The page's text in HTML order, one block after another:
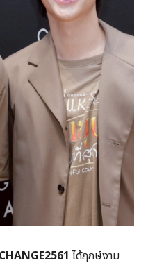
CHANGE2561 ได้ฤกษ์งาม